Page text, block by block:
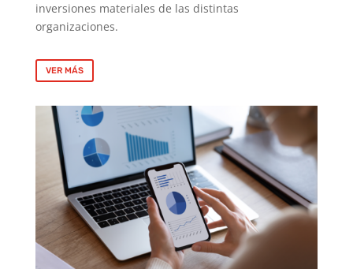
inversiones materiales de las distintas
organizaciones.
VER MÁS